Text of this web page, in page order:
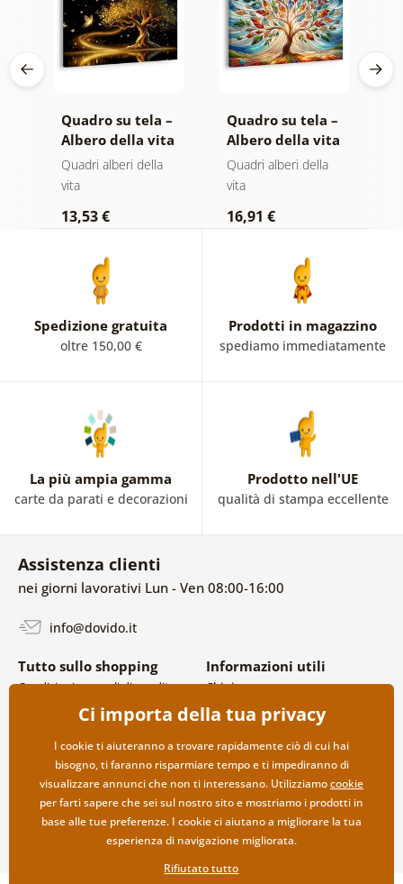
Quadro su tela –
Albero della vita
magia dorata
Quadri alberi della
vita
13,53 €
Quadro su tela –
Albero della vita
in vetrata
colorata
Quadri alberi della
vita
16,91 €
Spedizione gratuita
oltre 150,00 €
Prodotti in magazzino
spediamo immediatamente
La più ampia gamma
carte da parati e decorazioni
Prodotto nell'UE
qualità di stampa eccellente
Assistenza clienti
nei giorni lavorativi Lun - Ven 08:00-16:00
info@dovido.it
Tutto sullo shopping
Condizioni generali di vendita e
Politica sulla privacy
Opzioni di spedizione e
pagamento
Reso della merce
Informazioni utili
Chi siamo
FAQ
Contatti
Collaborazione all’ingrosso
Ci importa della tua privacy
I cookie ti aiuteranno a trovare rapidamente ciò di cui hai
bisogno, ti faranno risparmiare tempo e ti impediranno di
visualizzare annunci che non ti interessano. Utilizziamocookie
per farti sapere che sei sul nostro sito e mostriamo i prodotti in
base alle tue preferenze. I cookie ci aiutano a migliorare la tua
esperienza di navigazione migliorata.
Rifiutato tutto